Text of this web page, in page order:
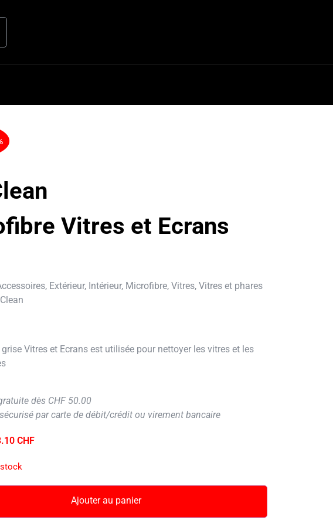
Vitres et Ecrans
, Extérieur, Intérieur, Microfibre, Vitres, Vitres et phares
Vitres et Ecrans est utilisée pour nettoyer les vitres et les
dès CHF 50.00
par carte de débit/crédit ou virement bancaire
CHF
Ajouter au panier